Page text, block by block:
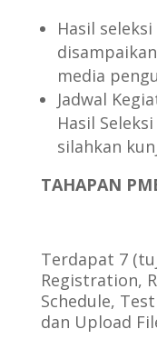
Hasil
media
Jadwal
Hasil
silahkan
TAHAPAN
Terdapat 7
Registration,
Schedule,
dan Upload